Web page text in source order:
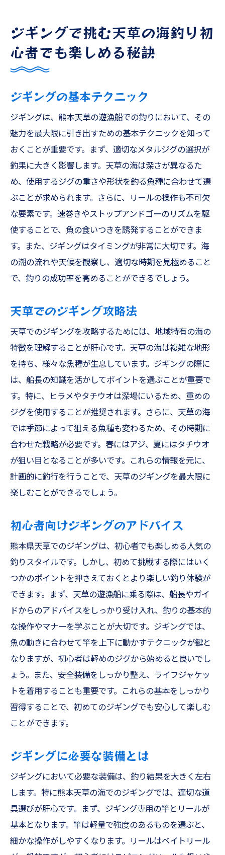
ジギングで挑む天草の海釣り初
心者でも楽しめる秘訣
ジギングの基本テクニック
ジギングは、熊本天草の遊漁船での釣りにおいて、その
魅力を最大限に引き出すための基本テクニックを知って
おくことが重要です。まず、適切なメタルジグの選択が
釣果に大きく影響します。天草の海は深さが異なるた
め、使用するジグの重さや形状を釣る魚種に合わせて選
ぶことが求められます。さらに、リールの操作も不可欠
な要素です。速巻きやストップアンドゴーのリズムを駆
使することで、魚の食いつきを誘発することができま
す。また、ジギングはタイミングが非常に大切です。海
の潮の流れや天候を観察し、適切な時期を見極めること
で、釣りの成功率を高めることができるでしょう。
天草でのジギング攻略法
天草でのジギングを攻略するためには、地域特有の海の
特徴を理解することが肝心です。天草の海は複雑な地形
を持ち、様々な魚種が生息しています。ジギングの際に
は、船長の知識を活かしてポイントを選ぶことが重要で
す。特に、ヒラメやタチウオは深場にいるため、重めの
ジグを使用することが推奨されます。さらに、天草の海
では季節によって狙える魚種も変わるため、その時期に
合わせた戦略が必要です。春にはアジ、夏にはタチウオ
が狙い目となることが多いです。これらの情報を元に、
計画的に釣行を行うことで、天草のジギングを最大限に
楽しむことができるでしょう。
初心者向けジギングのアドバイス
熊本県天草でのジギングは、初心者でも楽しめる人気の
釣りスタイルです。しかし、初めて挑戦する際にはいく
つかのポイントを押さえておくとより楽しい釣り体験が
できます。まず、天草の遊漁船に乗る際は、船長やガイ
ドからのアドバイスをしっかり受け入れ、釣りの基本的
な操作やマナーを学ぶことが大切です。ジギングでは、
魚の動きに合わせて竿を上下に動かすテクニックが鍵と
なりますが、初心者は軽めのジグから始めると良いでし
ょう。また、安全装備をしっかり整え、ライフジャケッ
トを着用することも重要です。これらの基本をしっかり
習得することで、初めてのジギングでも安心して楽しむ
ことができます。
ジギングに必要な装備とは
ジギングにおいて必要な装備は、釣り結果を大きく左右
します。特に熊本天草の海でのジギングでは、適切な道
具選びが肝心です。まず、ジギング専用の竿とリールが
基本となります。竿は軽量で強度のあるものを選ぶと、
細かな操作がしやすくなります。リールはベイトリール